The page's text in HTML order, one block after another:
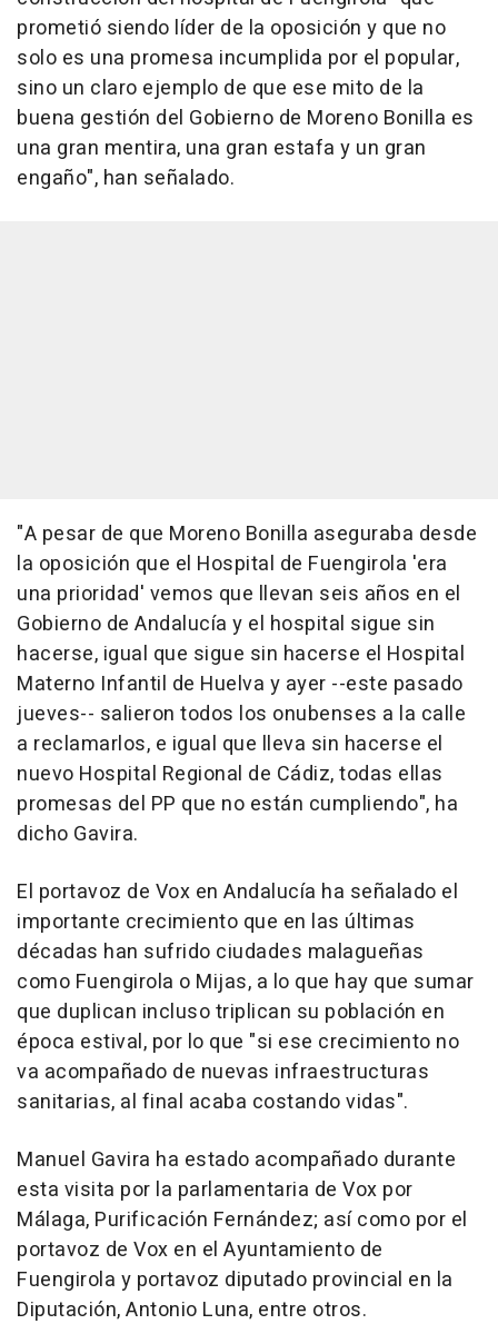
prometió siendo líder de la oposición y que no
solo es una promesa incumplida por el popular,
sino un claro ejemplo de que ese mito de la
buena gestión del Gobierno de Moreno Bonilla es
una gran mentira, una gran estafa y un gran
engaño", han señalado.
"A pesar de que Moreno Bonilla aseguraba desde
la oposición que el Hospital de Fuengirola 'era
una prioridad' vemos que llevan seis años en el
Gobierno de Andalucía y el hospital sigue sin
hacerse, igual que sigue sin hacerse el Hospital
Materno Infantil de Huelva y ayer --este pasado
jueves-- salieron todos los onubenses a la calle
a reclamarlos, e igual que lleva sin hacerse el
nuevo Hospital Regional de Cádiz, todas ellas
promesas del PP que no están cumpliendo", ha
dicho Gavira.
El portavoz de Vox en Andalucía ha señalado el
importante crecimiento que en las últimas
décadas han sufrido ciudades malagueñas
como Fuengirola o Mijas, a lo que hay que sumar
que duplican incluso triplican su población en
época estival, por lo que "si ese crecimiento no
va acompañado de nuevas infraestructuras
sanitarias, al final acaba costando vidas".
Manuel Gavira ha estado acompañado durante
esta visita por la parlamentaria de Vox por
Málaga, Purificación Fernández; así como por el
portavoz de Vox en el Ayuntamiento de
Fuengirola y portavoz diputado provincial en la
Diputación, Antonio Luna, entre otros.